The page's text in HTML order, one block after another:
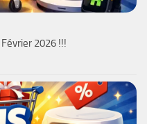
2026 !!!